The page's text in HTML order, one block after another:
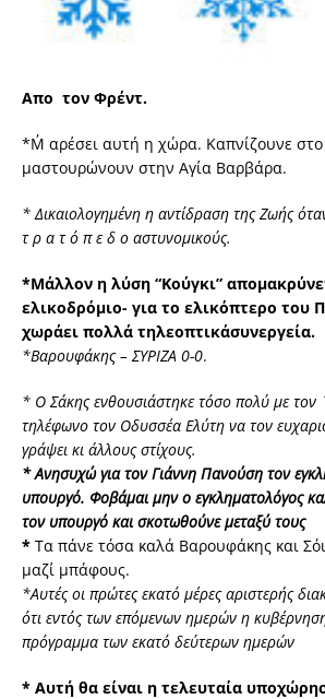
Απο τον Φρέντ.
*Μ΄ αρέσει αυτή η χώρα. Καπνίζουνε
μαστουρώνουν στην Αγία Βαρβάρα.
* Δικαιολογημένη η αντίδραση της Ζωής
τ ρ α τ ό π ε δ ο αστυνομικούς.
*Mάλλον η λύση “Κούγκι”
ελικοδρόμιο- για το ελικόπτερο του
χωράει πολλά τηλεοπτικάσυνεργεία.
*Βαρουφάκης – ΣΥΡΙΖΑ 0-0.
* Ο Σάκης ενθουσιάστηκε τόσο πολύ με τον
τηλέφωνο τον Οδυσσέα Ελύτη να τον
γράψει κι άλλους στίχους.
* Aνησυχώ για τον Γιάννη Πανούση τον
υπουργό. Φοβάμαι μην ο εγκληματολόγος
τον υπουργό και σκοτωθούνε μεταξύ τους
* Τα πάνε τόσα καλά Βαρουφάκης και
μαζί μπάφους.
*Αυτές οι πρώτες εκατό μέρες αριστερής
ότι εντός των επόμενων ημερών η
πρόγραμμα των εκατό δεύτερων ημερών
* Αυτή θα είναι η τελευταία